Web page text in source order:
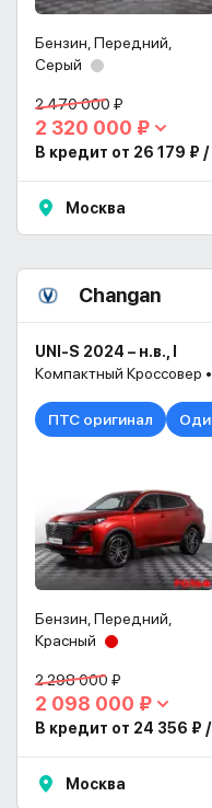
Бензин, Передний,
Серый
2 470 000 ₽
2 320 000 ₽
В кредит от 26 179 ₽
Москва
Changan
UNI-S 2024 – н.в., I
Компактный Кроссовер
ПТС оригинал
Бензин, Передний,
Красный
2 298 000 ₽
2 098 000 ₽
В кредит от 24 356 ₽
Москва